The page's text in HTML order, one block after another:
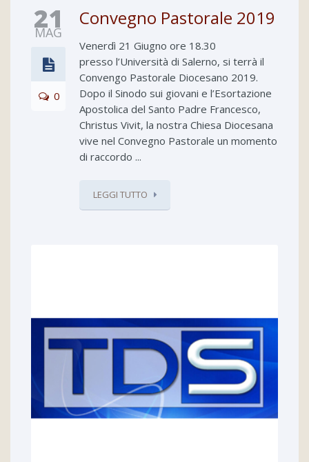
21
MAG
0
Convegno Pastorale 2019
Venerdì 21 Giugno ore 18.30
presso l’Università di Salerno, si terrà il
Convengo Pastorale Diocesano 2019.
Dopo il Sinodo sui giovani e l’Esortazione
Apostolica del Santo Padre Francesco,
Christus Vivit, la nostra Chiesa Diocesana
vive nel Convegno Pastorale un momento
di raccordo ...
LEGGI TUTTO